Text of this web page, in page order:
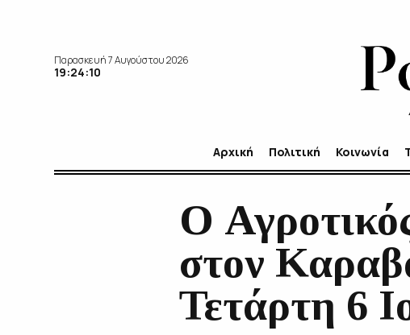
Παρασκευή 7 Αυγούστου 2026
19:24:11
Αρχική Πολιτική Κοινωνία
O
στον
Τετάρτη 6